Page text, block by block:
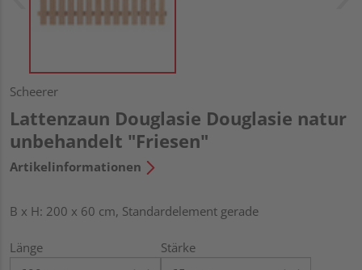
Scheerer
Lattenzaun Douglasie Douglasie natur
unbehandelt "Friesen"
Artikelinformationen
B x H: 200 x 60 cm, Standardelement gerade
Länge Stärke